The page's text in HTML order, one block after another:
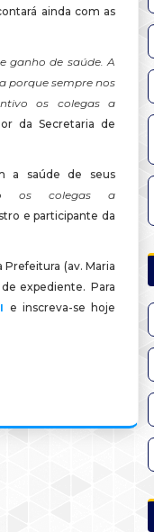
ainda com as
ganho de saúde. A
porque sempre nos
os colegas a
da Secretaria de
a saúde de seus
os colegas a
e participante da
Prefeitura (av. Maria
de expediente. Para
e inscreva-se hoje